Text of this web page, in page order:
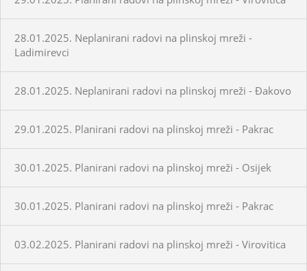
28.01.2025. Neplanirani radovi na plinskoj mreži -
Ladimirevci
28.01.2025. Neplanirani radovi na plinskoj mreži - Đakovo
29.01.2025. Planirani radovi na plinskoj mreži - Pakrac
30.01.2025. Planirani radovi na plinskoj mreži - Osijek
30.01.2025. Planirani radovi na plinskoj mreži - Pakrac
03.02.2025. Planirani radovi na plinskoj mreži - Virovitica